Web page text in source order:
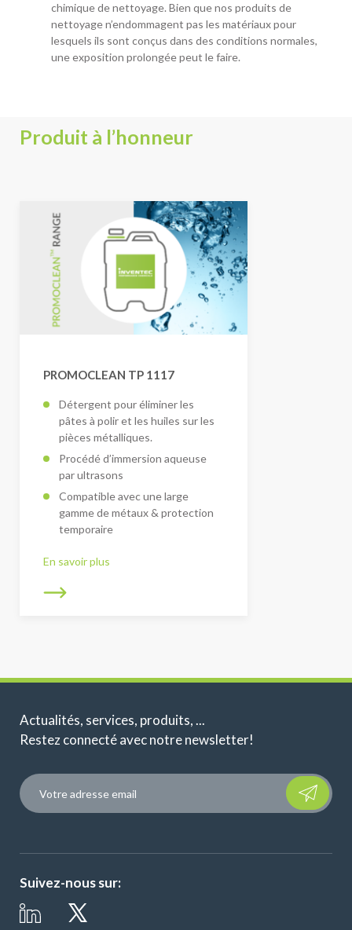
chimique de nettoyage. Bien que nos produits de
nettoyage n’endommagent pas les matériaux pour
lesquels ils sont conçus dans des conditions normales,
une exposition prolongée peut le faire.
Produit à l’honneur
PROMOCLEAN TP 1117
Détergent pour éliminer les
pâtes à polir et les huiles sur les
pièces métalliques.
Procédé d’immersion aqueuse
par ultrasons
Compatible avec une large
gamme de métaux & protection
temporaire
En savoir plus
Actualités, services, produits, ...
Restez connecté avec notre newsletter!
Please
Suivez-nous sur: